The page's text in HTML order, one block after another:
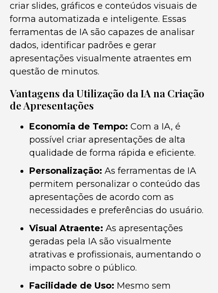
criar slides, gráficos e conteúdos visuais de
forma automatizada e inteligente. Essas
ferramentas de IA são capazes de analisar
dados, identificar padrões e gerar
apresentações visualmente atraentes em
questão de minutos.
Vantagens da Utilização da IA na Criação
de Apresentações
Economia de Tempo: Com a IA, é
possível criar apresentações de alta
qualidade de forma rápida e eficiente.
Personalização: As ferramentas de IA
permitem personalizar o conteúdo das
apresentações de acordo com as
necessidades e preferências do usuário.
Visual Atraente: As apresentações
geradas pela IA são visualmente
atrativas e profissionais, aumentando o
impacto sobre o público.
Facilidade de Uso: Mesmo sem